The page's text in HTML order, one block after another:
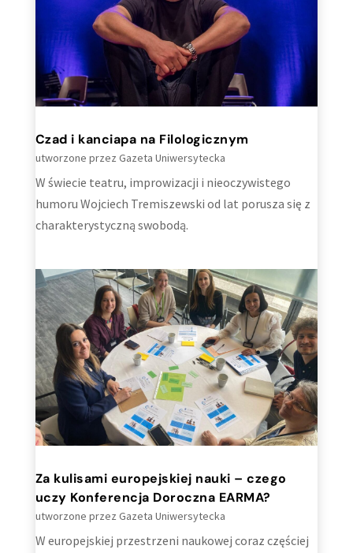
Czad i kanciapa na Filologicznym
utworzone przez Gazeta Uniwersytecka
W świecie teatru, improwizacji i nieoczywistego
humoru Wojciech Tremiszewski od lat porusza się z
charakterystyczną swobodą.
Za kulisami europejskiej nauki – czego
uczy Konferencja Doroczna EARMA?
utworzone przez Gazeta Uniwersytecka
W europejskiej przestrzeni naukowej coraz częściej